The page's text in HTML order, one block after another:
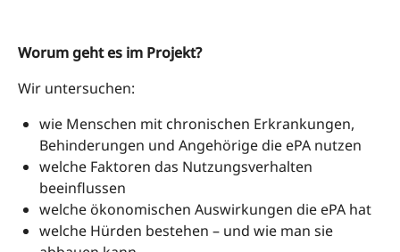
Worum geht es im Projekt?
Wir untersuchen:
wie Menschen mit chronischen Erkrankungen,
Behinderungen und Angehörige die ePA nutzen
welche Faktoren das Nutzungsverhalten
beeinflussen
welche ökonomischen Auswirkungen die ePA hat
welche Hürden bestehen – und wie man sie